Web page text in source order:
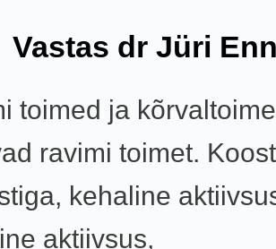
Vastas dr Jüri
toimed ja
ravimi toimet.
kehaline
aktiivsus,